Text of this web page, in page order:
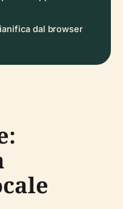
dal browser